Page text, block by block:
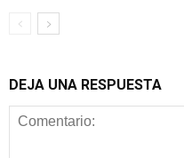
DEJA UNA RESPUESTA